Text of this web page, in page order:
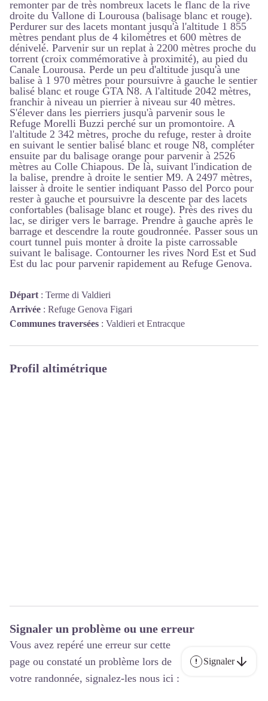
remonter par de très nombreux lacets le flanc de la rive
droite du Vallone di Lourousa (balisage blanc et rouge).
Perdurer sur des lacets montant jusqu'à l'altitude 1 855
mètres pendant plus de 4 kilomètres et 600 mètres de
dénivelé. Parvenir sur un replat à 2200 mètres proche du
torrent (croix commémorative à proximité), au pied du
Canale Lourousa. Perde un peu d'altitude jusqu'à une
balise à 1 970 mètres pour poursuivre à gauche le sentier
balisé blanc et rouge GTA N8. A l'altitude 2042 mètres,
franchir à niveau un pierrier à niveau sur 40 mètres.
S'élever dans les pierriers jusqu'à parvenir sous le
Refuge Morelli Buzzi perché sur un promontoire. A
l'altitude 2 342 mètres, proche du refuge, rester à droite
en suivant le sentier balisé blanc et rouge N8, compléter
ensuite par du balisage orange pour parvenir à 2526
mètres au Colle Chiapous. De là, suivant l'indication de
la balise, prendre à droite le sentier M9. A 2497 mètres,
laisser à droite le sentier indiquant Passo del Porco pour
rester à gauche et poursuivre la descente par des lacets
confortables (balisage blanc et rouge). Près des rives du
lac, se diriger vers le barrage. Prendre à gauche après le
barrage et descendre la route goudronnée. Passer sous un
court tunnel puis monter à droite la piste carrossable
suivant le balisage. Contourner les rives Nord Est et Sud
Est du lac pour parvenir rapidement au Refuge Genova.
Départ : Terme di Valdieri
Arrivée : Refuge Genova Figari
Communes traversées : Valdieri et Entracque
Profil altimétrique
Signaler un problème ou une erreur
Vous avez repéré une erreur sur cette
page ou constaté un problème lors de
votre randonnée, signalez-les nous ici :
Signaler